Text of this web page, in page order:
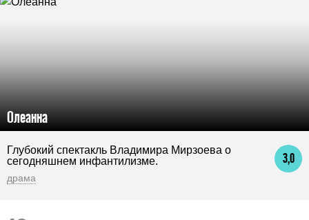
Олеанна
3,0
Глубокий спектакль Владимира Мирзоева о
сегодняшнем инфантилизме.
драма